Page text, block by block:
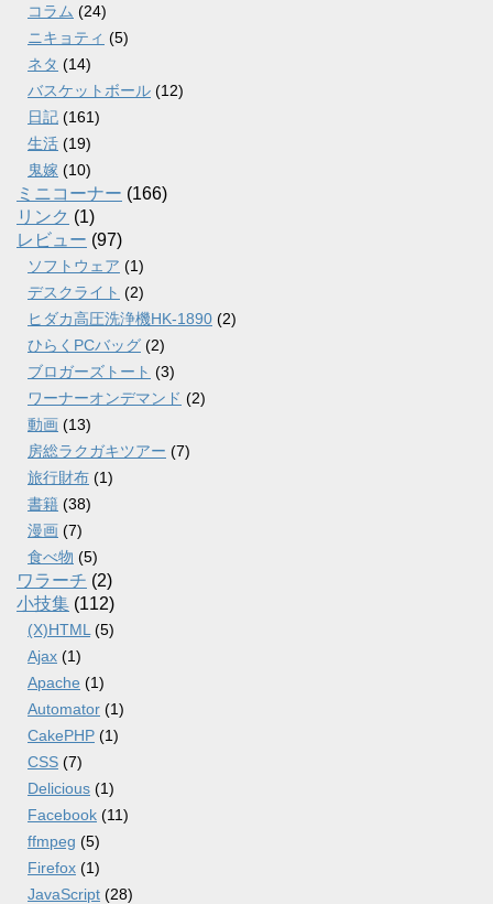
コラム (24)
ニキョティ (5)
ネタ (14)
バスケットボール (12)
日記 (161)
生活 (19)
鬼嫁 (10)
ミニコーナー (166)
リンク (1)
レビュー (97)
ソフトウェア (1)
デスクライト (2)
ヒダカ高圧洗浄機HK-1890 (2)
ひらくPCバッグ (2)
ブロガーズトート (3)
ワーナーオンデマンド (2)
動画 (13)
房総ラクガキツアー (7)
旅行財布 (1)
書籍 (38)
漫画 (7)
食べ物 (5)
ワラーチ (2)
小技集 (112)
(X)HTML (5)
Ajax (1)
Apache (1)
Automator (1)
CakePHP (1)
CSS (7)
Delicious (1)
Facebook (11)
ffmpeg (5)
Firefox (1)
JavaScript (28)